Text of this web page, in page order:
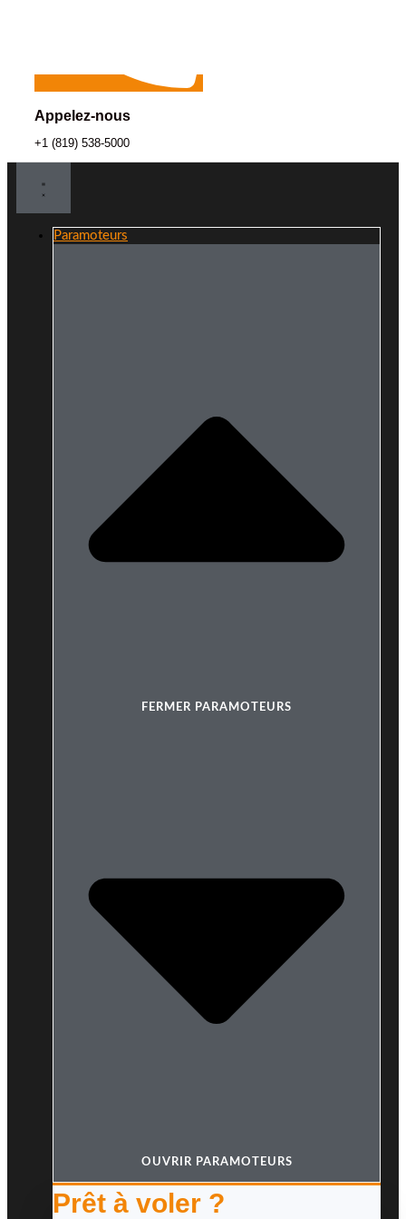
Appelez-nous
+1 (819) 538-5000
Paramoteurs
FERMER PARAMOTEURS
OUVRIR PARAMOTEURS
Prêt à voler ?